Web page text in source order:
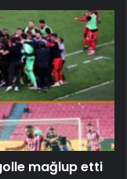
mağlup etti